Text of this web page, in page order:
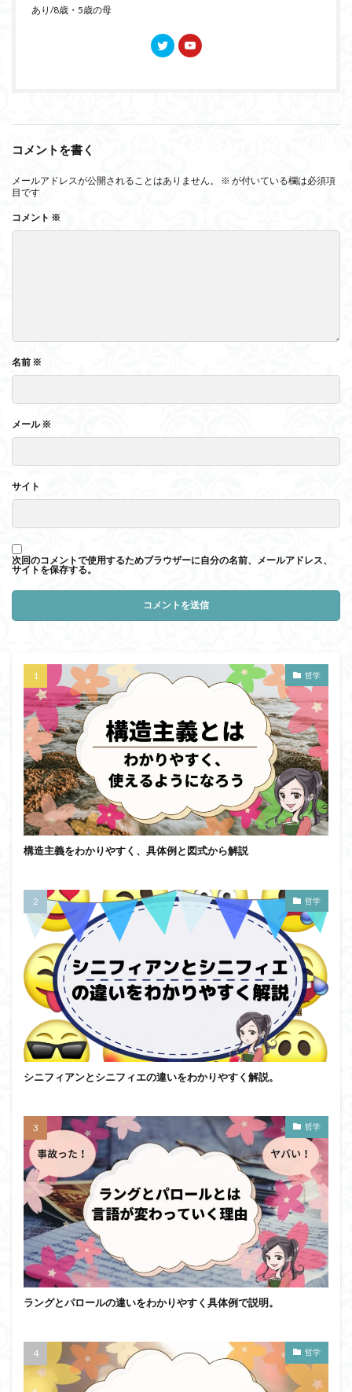
あり/8歳・5歳の母
コメントを書く
メールアドレスが公開されることはありません。 ※ が付いている欄は必須項
目です
コメント ※
名前 ※
メール※
サイト
次回のコメントで使用するためブラウザーに自分の名前、メールアドレス、
サイトを保存する。
哲学
構造主義をわかりやすく、具体例と図式から解説
哲学
シニフィアンとシニフィエの違いをわかりやすく解説。
哲学
ラングとパロールの違いをわかりやすく具体例で説明。
哲学